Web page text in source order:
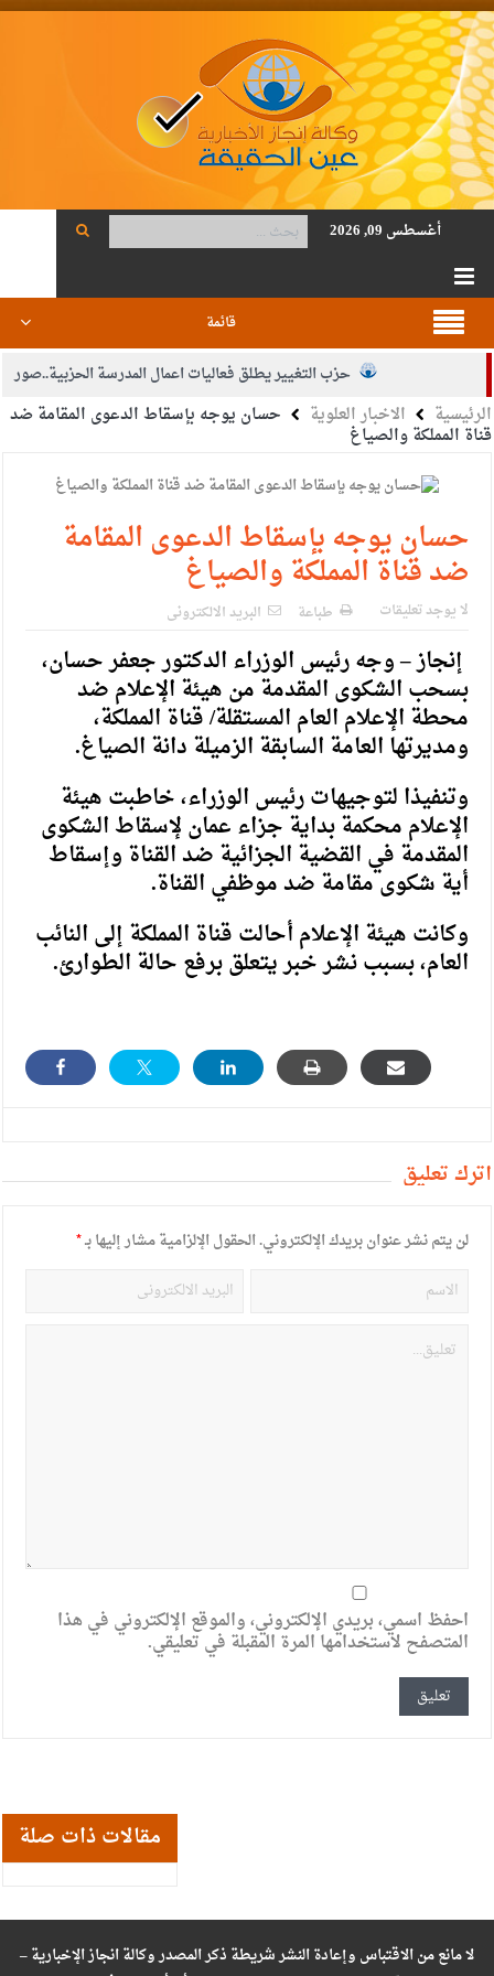
أغسطس 09, 2026
قائمة
حزب التغيير يطلق فعاليات اعمال المدرسة الحزبية..صور
الجيش يفتح باب التجنيد لحملة البكالوريوس في الحقوق والقانون
الإسلامية والمسيحية
الأمن يتلف 16 مليون حبة كبتاجون و1480 كغم مواد مخدرة
النواب يقر مشروع تعديل قانون الملكية العقارية
القاضي يلتقي رؤساء تحرير الصحف اليومية ويؤكد حرص مجلس
النواب على شراكة فاعلة مع الإعلام
دعوة المكلفين بخدمة العلم (الدفعة الثالثة) إلى مراجعة منصة خدمة
العلم
الملك يلتقي مجموعة من رفاق السلاح
الملك يتلقى اتصالا هاتفيا من العاهل البحريني
القاضي محمود أحمد فريحات.. مبارك ومزيدا من التوفيق
الرئيسية الاخبار العلوية حسان يوجه بإسقاط الدعوى المقامة ضد
قناة المملكة والصياغ
حسان يوجه بإسقاط الدعوى المقامة
ضد قناة المملكة والصياغ
لا يوجد تعليقات طباعة البريد الالكترونى
إنجاز – وجه رئيس الوزراء الدكتور جعفر حسان،
بسحب الشكوى المقدمة من هيئة الإعلام ضد
محطة الإعلام العام المستقلة/ قناة المملكة،
ومديرتها العامة السابقة الزميلة دانة الصياغ.
وتنفيذا لتوجيهات رئيس الوزراء، خاطبت هيئة
الإعلام محكمة بداية جزاء عمان لإسقاط الشكوى
المقدمة في القضية الجزائية ضد القناة وإسقاط
أية شكوى مقامة ضد موظفي القناة.
وكانت هيئة الإعلام أحالت قناة المملكة إلى النائب
العام، بسبب نشر خبر يتعلق برفع حالة الطوارئ.
أترك تعليق
لن يتم نشر عنوان بريدك الإلكتروني.الحقول الإلزامية مشار إليها بـ*
احفظ اسمي، بريدي الإلكتروني، والموقع الإلكتروني في هذا
المتصفح لاستخدامها المرة المقبلة في تعليقي.
مقالات ذات صلة
لا مانع من الاقتباس وإعادة النشر شريطة ذكر المصدر وكالة انجاز الإخبارية –